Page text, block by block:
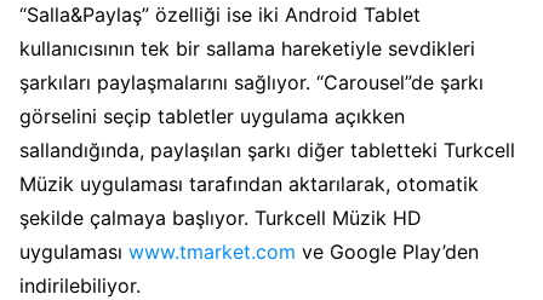
“Salla&Paylaş” özelliği ise iki Android Tablet
kullanıcısının tek bir sallama hareketiyle sevdikleri
şarkıları paylaşmalarını sağlıyor. “Carousel”de şarkı
görselini seçip tabletler uygulama açıkken
sallandığında, paylaşılan şarkı diğer tabletteki Turkcell
Müzik uygulaması tarafından aktarılarak, otomatik
şekilde çalmaya başlıyor. Turkcell Müzik HD
uygulaması www.tmarket.com ve Google Play’den
indirilebiliyor.